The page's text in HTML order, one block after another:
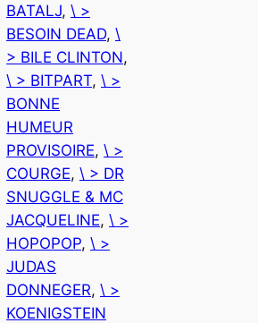
BATALJ, \ >
BESOIN DEAD, \
> BILE CLINTON
\ > BITPART, \ >
BONNE
HUMEUR
PROVISOIRE, \ >
COURGE, \ > DR
SNUGGLE & MC
JACQUELINE, \ >
HOPOPOP, \ >
JUDAS
DONNEGER, \ >
KOENIGSTEIN